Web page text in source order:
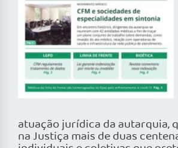
atuação jurídica da autarquia,
na Justiça mais de duas